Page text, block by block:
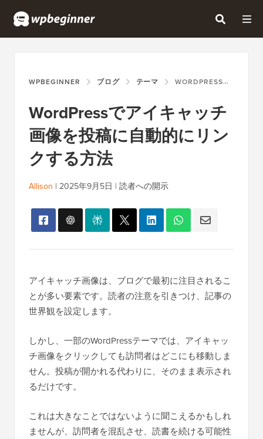
WPBEGINNER ブログ テーマ WORDPRESSでアイキャッチ画像を投稿に自動的にリンクする方法
WordPressでアイキャッチ
画像を投稿に自動的にリン
クする方法
Allison | 2025年9月5日 | 読者への開示
アイキャッチ画像は、ブログで最初に注目されるこ
とが多い要素です。読者の注意を引きつけ、記事の
世界観を設定します。
しかし、一部のWordPressテーマでは、アイキャッ
チ画像をクリックしても訪問者はどこにも移動しま
せん。投稿が開かれる代わりに、そのまま表示され
るだけです。
これは大きなことではないように聞こえるかもしれ
ませんが、訪問者を混乱させ、読書を続ける可能性